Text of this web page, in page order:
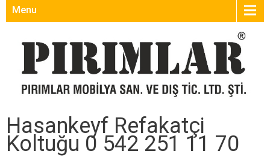
Menu
Hasankeyf Refakatçi
Koltuğu 0 542 251 11 70